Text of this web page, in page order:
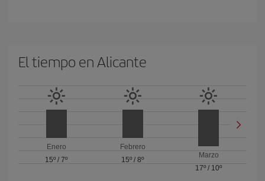
El tiempo en Alicante
Enero
15º /7º
Febrero
15º / 8º
Marzo
17º / 10º